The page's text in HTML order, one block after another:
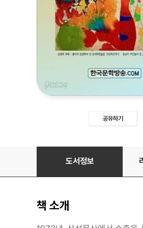
공유하기
중남미 니카라과를 생각한다
도서정보
책 소개